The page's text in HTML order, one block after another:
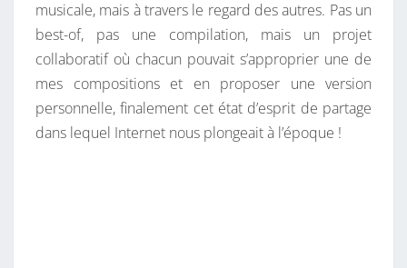
S
O
U
V
E
N
musicale, mais à travers le regard des autres. Pas un
best-of, pas une compilation, mais un projet
collaboratif où chacun pouvait s’approprier une de
mes compositions et en proposer une version
personnelle, finalement cet état d’esprit de partage
dans lequel Internet nous plongeait à l’époque !